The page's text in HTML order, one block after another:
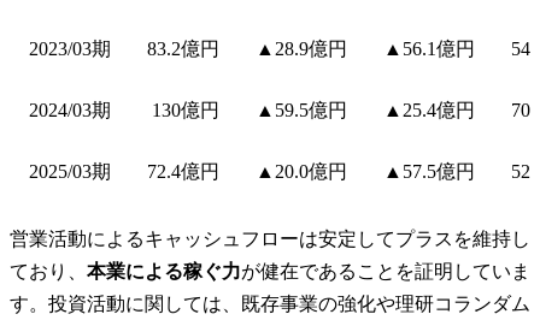
2023/03期 83.2億円 ▲28.9億円 ▲56.1億円
2024/03期 130億円 ▲59.5億円 ▲25.4億円
2025/03期 72.4億円 ▲20.0億円 ▲57.5億円
営業活動によるキャッシュフローは安定してプラスを維持し
ており、 本業による稼ぐ力が健在であることを証明していま
す。投資活動に関しては、既存事業の強化や理研コランダム